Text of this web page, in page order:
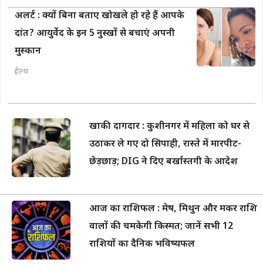
अलर्ट : क्यों बिना बताए खोखले हो रहे हैं आपके
दांत? आयुर्वेद के इन 5 नुस्खों से बचाएं अपनी
मुस्कान
हेल्थ
खाकी दागदार : कुशीनगर में महिला को घर से
उठाकर ले गए दो सिपाही, रास्ते में मारपीट-
छेड़छाड़; DIG ने दिए बर्खास्तगी के आदेश
आज का राशिफल : मेष, मिथुन और मकर राशि
वालों की चमकेगी किस्मत; जानें सभी 12
राशियों का दैनिक भविष्यफल